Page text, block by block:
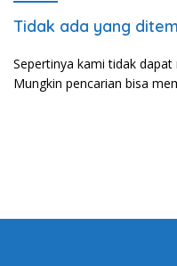
Tidak ada yang
Sepertinya kami tidak
Mungkin pencarian bisa